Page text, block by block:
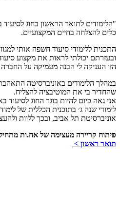
"הלימודים לתואר הראשון בחוג לסיעוד
כלים להצלחה בחיים המקצועיים.
התכנית ללימודי סיעוד חשפה אותי
ובעזרתם יכולתי לראות את מקצוע
הזו העניקה לי הבנה מעמיקה על
במהלך הלימודים באוניברסיטה
שהחדיר בי את המוטיבציה להצליח.
אני גאה כיום להיות בוגר החוג לסיעוד
לימודי שנה ג׳ בתוכנית הכללית של
אוניברסיטת תל אביב, ובכך ללוות
פיתוח קריירה מעצימה של אח.ות
תואר ראשון >